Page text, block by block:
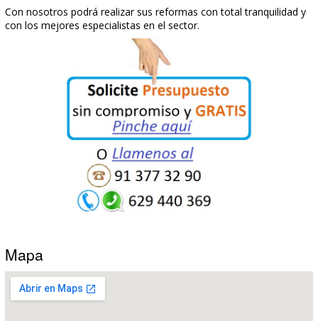
ASESORAMIENTO DE SUS OBRAS
Le asesoramos en sus reformas para que Ud. no se arrepienta
Pida Presupuesto
Video